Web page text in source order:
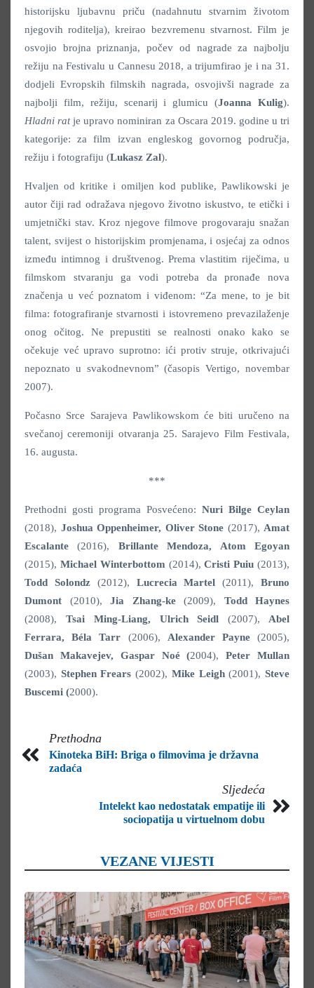
historijsku ljubavnu priču (nadahnutu stvarnim životom
njegovih roditelja), kreirao bezvremenu stvarnost. Film je
osvojio brojna priznanja, počev od nagrade za najbolju
režiju na Festivalu u Cannesu 2018, a trijumfirao je i na 31.
dodjeli Evropskih filmskih nagrada, osvojivši nagrade za
najbolji film, režiju, scenarij i glumicu (Joanna Kulig).
Hladni ratje upravo nominiran za Oscara 2019. godine u tri
kategorije: za film izvan engleskog govornog područja,
režiju i fotografiju (Lukasz Zal).
Hvaljen od kritike i omiljen kod publike, Pawlikowski je
autor čiji rad odražava njegovo životno iskustvo, te etički i
umjetnički stav. Kroz njegove filmove progovaraju snažan
talent, svijest o historijskim promjenama, i osjećaj za odnos
između intimnog i društvenog. Prema vlastitim riječima, u
filmskom stvaranju ga vodi potreba da pronađe nova
značenja u već poznatom i viđenom: “Za mene, to je bit
filma: fotografiranje stvarnosti i istovremeno prevazilaženje
onog očitog. Ne prepustiti se realnosti onako kako se
očekuje već upravo suprotno: ići protiv struje, otkrivajući
nepoznato u svakodnevnom” (časopis Vertigo, novembar
2007).
Počasno Srce Sarajeva Pawlikowskom će biti uručeno na
svečanoj ceremoniji otvaranja 25. Sarajevo Film Festivala,
16. augusta.
***
Prethodni gosti programa Posvećeno: Nuri Bilge Ceylan
(2018), Joshua Oppenheimer, Oliver Stone (2017), Amat
Escalante (2016), Brillante Mendoza, Atom Egoyan
(2015), Michael Winterbottom (2014),Cristi Puiu (2013),
Todd Solondz(2012), Lucrecia Martel (2011),Bruno
Dumont (2010), Jia Zhang-ke(2009), Todd Haynes
(2008), Tsai Ming-Liang, Ulrich Seidl (2007), Abel
Ferrara, Béla Tarr (2006), Alexander Payne(2005),
Dušan Makavejev, Gaspar Noé (2004),Peter Mullan
(2003), Stephen Frears (2002), Mike Leigh(2001),Steve
Buscemi (2000).
Prethodna
Kinoteka BiH: Briga o filmovima je državna
zadaća
Sljedeća
Intelekt kao nedostatak empatije ili
sociopatija u virtuelnom dobu
VEZANE VIJESTI